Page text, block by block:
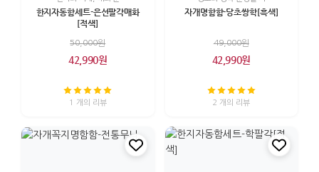
한지자동함세트-은선팔각매화
[적색]
50,000원
42,990원
1 개의 리뷰
자개명함함-당초쌍학[흑색]
49,000원
42,990원
2 개의 리뷰